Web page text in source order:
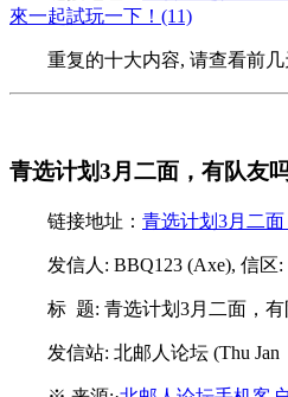
來一起試玩一下！(11)
重复的十大内容, 请查看前
青选计划3月二面，有队友
链接地址： 青选计划3月二
发信人: BBQ123 (Axe), 信区:
标 题: 青选计划3月二面，有
发信站: 北邮人论坛 (Thu Jan